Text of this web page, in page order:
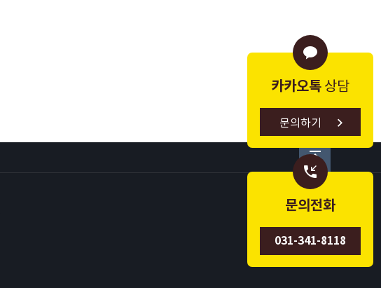
카카오톡상담
문의하기
문의전화
031-341-8118